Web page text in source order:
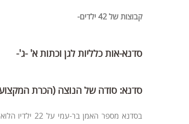
קבוצות של 42 ילדים-
סדנא-אות כלליות לגן וכתות א' -ג'-
סדנא: סודה של הנוצה (הכרת